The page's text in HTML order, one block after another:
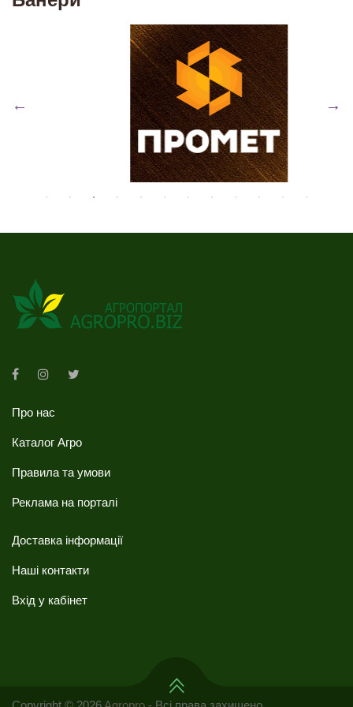
Про нас
Каталог Агро
Правила та умови
Реклама на порталі
Доставка інформації
Наші контакти
Вхід у кабінет